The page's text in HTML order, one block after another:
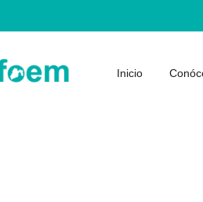
Inicio